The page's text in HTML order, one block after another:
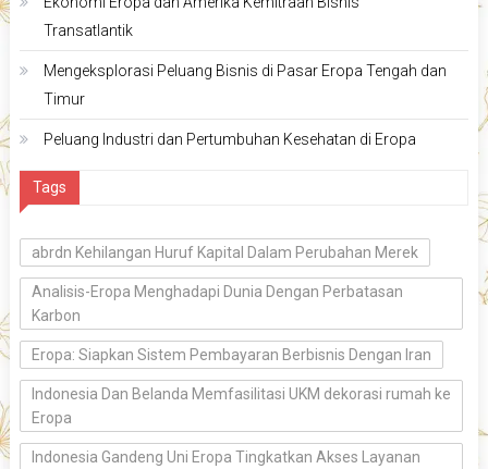
Transatlantik
Mengeksplorasi Peluang Bisnis di Pasar Eropa Tengah dan
Timur
Peluang Industri dan Pertumbuhan Kesehatan di Eropa
Tags
abrdn Kehilangan Huruf Kapital Dalam Perubahan Merek
Analisis-Eropa Menghadapi Dunia Dengan Perbatasan
Karbon
Eropa: Siapkan Sistem Pembayaran Berbisnis Dengan Iran
Indonesia Dan Belanda Memfasilitasi UKM dekorasi rumah ke
Eropa
Indonesia Gandeng Uni Eropa Tingkatkan Akses Layanan